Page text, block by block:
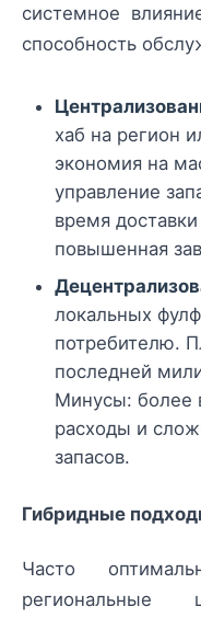
системное
способность
хаб на регион
экономия на
управление
время
повышенная
локальных
потребителю.
последней
Минусы: более
расходы и
запасов.
Гибридные
Часто